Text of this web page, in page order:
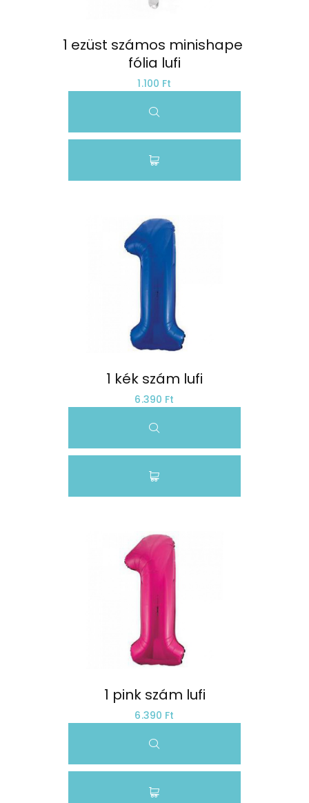
1 ezüst számos minishape
fólia lufi
1.100 Ft
1 kék szám lufi
6.390 Ft
1 pink szám lufi
6.390 Ft